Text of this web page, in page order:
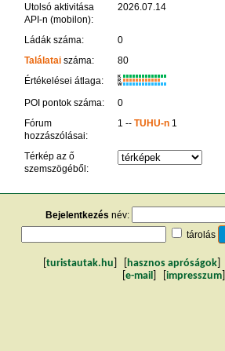
Utolsó aktivitása
API-n (mobilon):
2026.07.14
Ládák száma:
0
Találataiszáma:
80
Értékelései átlaga:
K
R
W
POI pontok száma:
0
Fórum
hozzászólásai:
1 -- TUHU-n1
Térkép az ő
szemszögéből:
Bejelentkezés név:
tárolás
turistautak.hu hasznos apróságok
e-mail impresszum]